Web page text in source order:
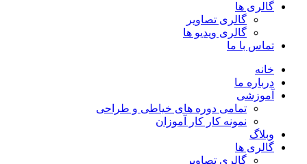
گالری ها
گالری تصاویر
گالری ویدیو ها
تماس با ما
خانه
درباره ما
آموزشی
تمامی دوره های خیاطی و طراحی
نمونه کار کار آموزان
وبلاگ
گالری ها
گالری تصاویر